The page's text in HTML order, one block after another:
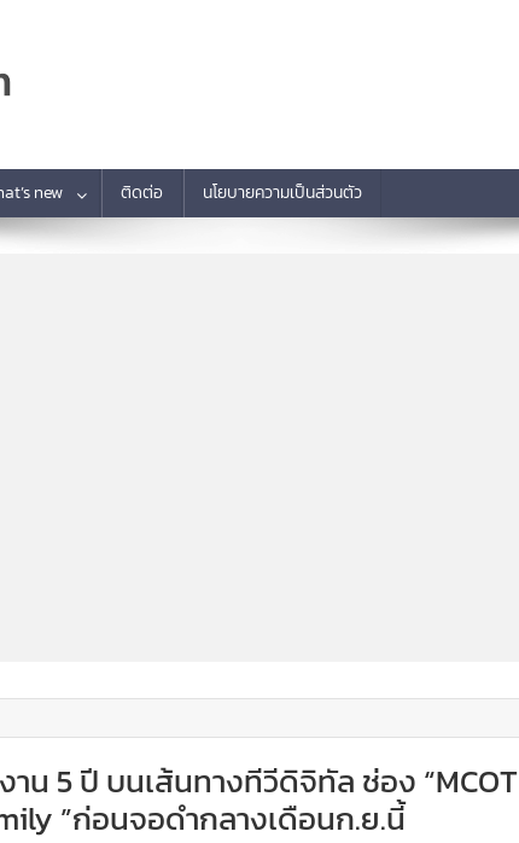
new ติดต่อ นโยบายความเป็นส่วนตัว
าน 5 ปี บนเส้นทางทีวีดิจิทัล ช่อง “MCOT
”ก่อนจอดำกลางเดือนก.ย.นี้